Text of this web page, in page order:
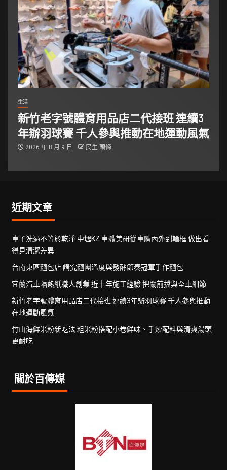
生活
新竹老字號體育用品店二代接班 連續3
年辦羽球賽 千人參與推動在地運動風氣
2026 年 8 月 9 日 民生 頭條
近期文章
車子洗過不等於乾淨 中壢KZ 車體美研從車體內外到輪框 做出看
得見清潔差異
台南東區麵包店 講究麵團溫度與發酵節奏冠軍手作麵包
宜蘭汽車隔熱紙職人創業 近十年施工經驗 把關前擋與全車細節
新竹老字號體育用品店二代接班 連續3年辦羽球賽 千人參與推動
在地運動風氣
竹山海鮮米粉新吃法 粗米粉搭配小卷鮮味、手炒配料與清爽湯頭
更耐吃
關於百傳媒